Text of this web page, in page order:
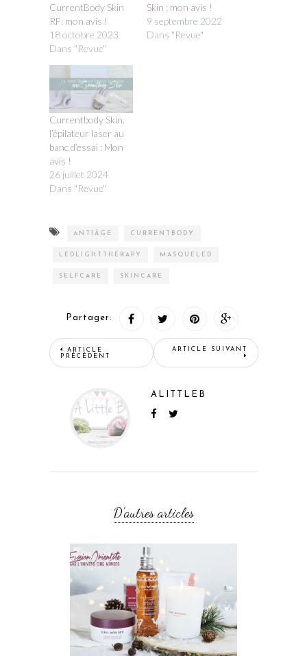
CurrentBody Skin
RF: mon avis !
18 octobre 2023
Dans "Revue"
Skin : mon avis !
9 septembre 2022
Dans "Revue"
Currentbody Skin,
l’épilateur laser au
banc d’essai : Mon
avis !
26 juillet 2024
Dans "Revue"
ANTIÂGE CURRENTBODY
LEDLIGHTTHERAPY MASQUELED
SELFCARE SKINCARE
Partager:
ARTICLE
PRÉCÉDENT
ARTICLE SUIVANT
ALITTLEB
D'autres articles